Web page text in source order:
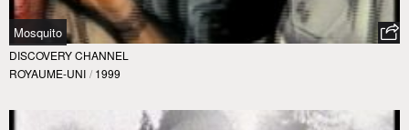
Mosquito
DISCOVERY CHANNEL
ROYAUME-UNI / 1999